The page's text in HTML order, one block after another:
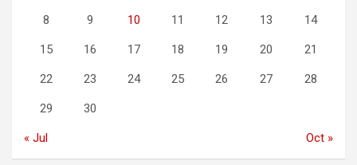
8 9 10 11 12 13 14
15 16 17 18 19 20 21
22 23 24 25 26 27 28
29 30
« Jul Oct »